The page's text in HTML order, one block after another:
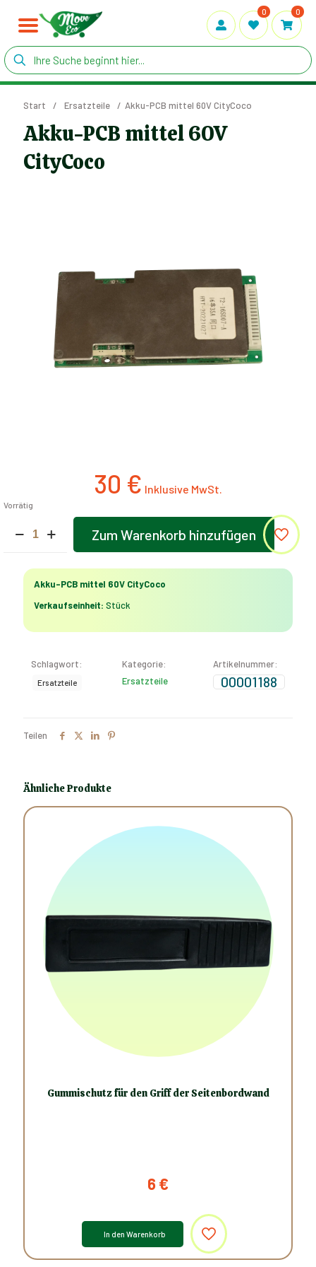
0 0
Start / Ersatzteile / Akku-PCB mittel 60V CityCoco
Akku-PCB mittel 60V
CityCoco
30 €
Vorrätig
PCB
CityCoco
Zum Warenkorb hinzufügen
Alternative:
Akku-PCB mittel 60V CityCoco
Verkaufseinheit: Stück
Schlagwort:
Ersatzteile
Kategorie:
Ersatzteile
Artikelnummer:
00001188
Teilen
Ähnliche Produkte
Gummischutz für den Griff der Seitenbordwand
6 €
In den Warenkorb